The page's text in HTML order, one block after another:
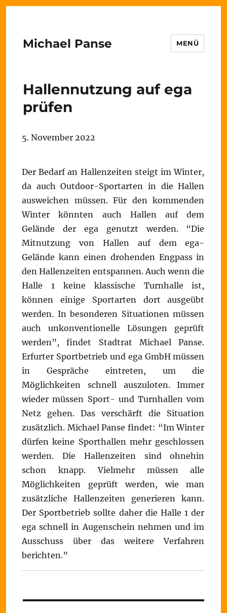
Michael Panse MENÜ
Hallennutzung auf ega
prüfen
5. November 2022
Der Bedarf an Hallenzeiten steigt im Winter,
da auch Outdoor-Sportarten in die Hallen
ausweichen müssen. Für den kommenden
Winter könnten auch Hallen auf dem
Gelände der ega genutzt werden. “Die
Mitnutzung von Hallen auf dem ega-
Gelände kann einen drohenden Engpass in
den Hallenzeiten entspannen. Auch wenn die
Halle 1 keine klassische Turnhalle ist,
können einige Sportarten dort ausgeübt
werden. In besonderen Situationen müssen
auch unkonventionelle Lösungen geprüft
werden”, findet Stadtrat Michael Panse.
Erfurter Sportbetrieb und ega GmbH müssen
in Gespräche eintreten, um die
Möglichkeiten schnell auszuloten. Immer
wieder müssen Sport- und Turnhallen vom
Netz gehen. Das verschärft die Situation
zusätzlich. Michael Panse findet: “Im Winter
dürfen keine Sporthallen mehr geschlossen
werden. Die Hallenzeiten sind ohnehin
schon knapp. Vielmehr müssen alle
Möglichkeiten geprüft werden, wie man
zusätzliche Hallenzeiten generieren kann.
Der Sportbetrieb sollte daher die Halle 1 der
ega schnell in Augenschein nehmen und im
Ausschuss über das weitere Verfahren
berichten.”